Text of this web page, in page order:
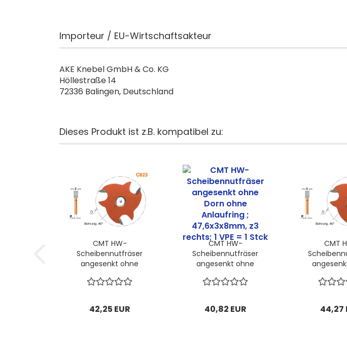
Importeur / EU-Wirtschaftsakteur
AKE Knebel GmbH & Co. KG
Höllestraße 14
72336 Balingen, Deutschland
Dieses Produkt ist z.B. kompatibel zu:
CMT HW-
Scheibennutfräser
angesenkt ohne
Anlaufring ;
rechts; 1 VPE = 1
Stck...
42,25 EUR
CMT HW-
Scheibennutfräser
angesenkt ohne
Anlaufring ;
rechts; 1 VPE = 1
Stck...
40,82 EUR
CMT
rechts; 1
44,27